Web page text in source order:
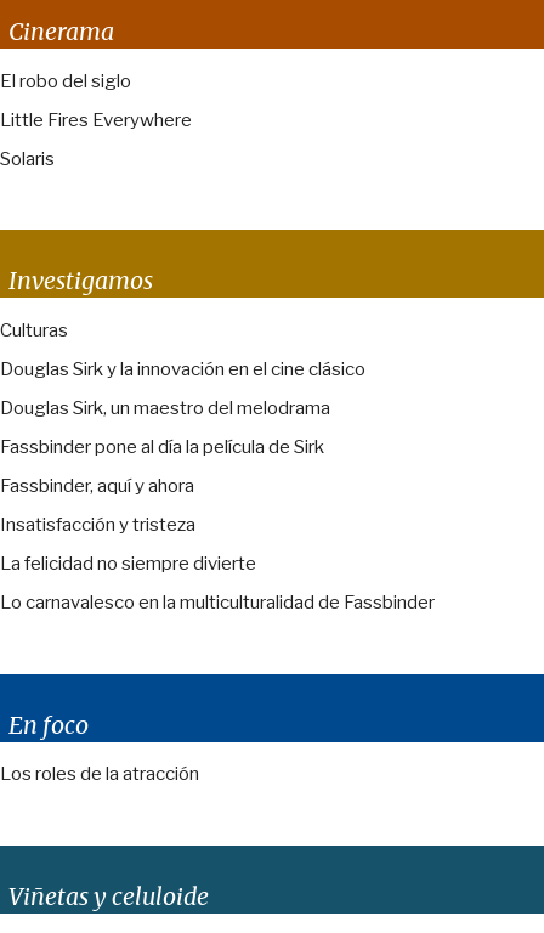
Cinerama
El robo del siglo
Little Fires Everywhere
Solaris
Investigamos
Culturas
Douglas Sirk y la innovación en el cine clásico
Douglas Sirk, un maestro del melodrama
Fassbinder pone al día la película de Sirk
Fassbinder, aquí y ahora
Insatisfacción y tristeza
La felicidad no siempre divierte
Lo carnavalesco en la multiculturalidad de Fassbinder
En foco
Los roles de la atracción
Viñetas y celuloide